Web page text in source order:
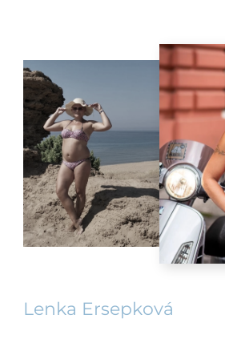
Lenka Ersepková